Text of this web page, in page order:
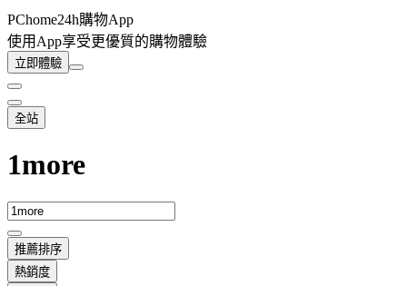
PChome24h購物App
使用App享受更優質的購物體驗
立即體驗
全站
1more
推薦排序
熱銷度